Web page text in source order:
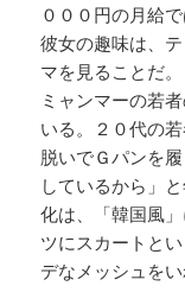
０００円の月給
彼女の趣味は、
マを見ることだ。
ミャンマーの若
いる。２０代の
脱いでＧパンを
しているから」
化は、「韓国風
ツにスカートと
デなメッシュをい